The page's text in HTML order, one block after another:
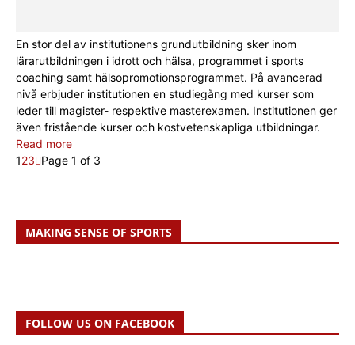
En stor del av institutionens grundutbildning sker inom
lärarutbildningen i idrott och hälsa, programmet i sports
coaching samt hälsopromotionsprogrammet. På avancerad
nivå erbjuder institutionen en studiegång med kurser som
leder till magister- respektive masterexamen. Institutionen ger
även fristående kurser och kostvetenskapliga utbildningar.
Read more
123 Page 1 of 3
MAKING SENSE OF SPORTS
FOLLOW US ON FACEBOOK